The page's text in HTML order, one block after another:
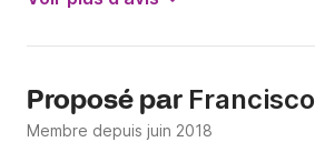
Proposé par Francisco
Membre depuis juin 2018